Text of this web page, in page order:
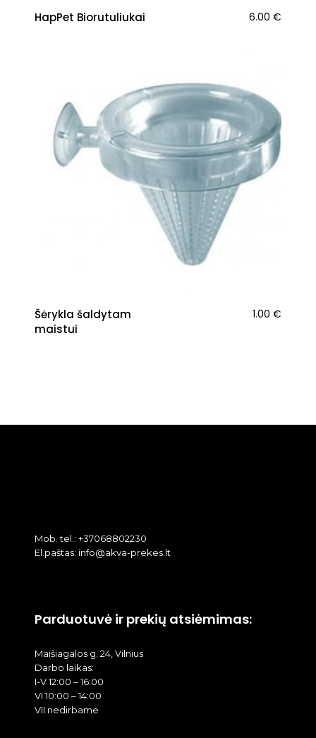
HapPet Biorutuliukai 6.00 €
Šėrykla šaldytam
maistui
1.00 €
Mob. tel.: +37068802230
El.paštas: info@akva-prekes.lt
Parduotuvė ir prekių atsiėmimas:
Maišiagalos g. 24, Vilnius
Darbo laikas:
I-V 12:00 – 16:00
VI 10:00 – 14:00
VII nedirbame